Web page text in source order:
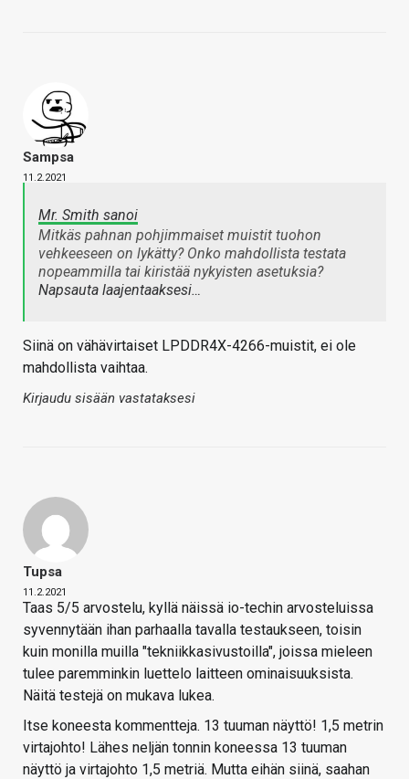
Sampsa
11.2.2021
Mr. Smith sanoi
Mitkäs pahnan pohjimmaiset muistit tuohon
vehkeeseen on lykätty? Onko mahdollista testata
nopeammilla tai kiristää nykyisten asetuksia?
Napsauta laajentaaksesi…
Siinä on vähävirtaiset LPDDR4X-4266-muistit, ei ole
mahdollista vaihtaa.
Kirjaudu sisään vastataksesi
Tupsa
11.2.2021
Taas 5/5 arvostelu, kyllä näissä io-techin arvosteluissa
syvennytään ihan parhaalla tavalla testaukseen, toisin
kuin monilla muilla "tekniikkasivustoilla", joissa mieleen
tulee paremminkin luettelo laitteen ominaisuuksista.
Näitä testejä on mukava lukea.
Itse koneesta kommentteja. 13 tuuman näyttö! 1,5 metrin
virtajohto! Lähes neljän tonnin koneessa 13 tuuman
näyttö ja virtajohto 1,5 metriä. Mutta eihän siinä, saahan